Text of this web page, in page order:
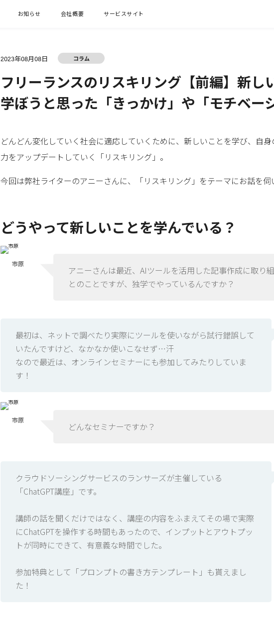
お知らせ 会社概要 サービスサイト
2023年08月08日 コラム
フリーランスのリスキリング【前編】新し
学ぼうと思った「きっかけ」や「モチベー
どんどん変化していく社会に適応していくために、新しいことを学び、自
力をアップデートしていく「リスキリング」。
今回は弊社ライターのアニーさんに、「リスキリング」をテーマにお話を伺
どうやって新しいことを学んでいる？
市原
アニーさんは最近、AIツールを活用した記事作成に取り
とのことですが、独学でやっているんですか？
最初は、ネットで調べたり実際にツールを使いながら試行錯誤して
いたんですけど、なかなか使いこなせず…汗
なので最近は、オンラインセミナーにも参加してみたりしていま
す！
市原
どんなセミナーですか？
クラウドソーシングサービスのランサーズが主催している
「ChatGPT講座」です。
講師の話を聞くだけではなく、講座の内容をふまえてその場で実際
にChatGPTを操作する時間もあったので、インプットとアウトプッ
トが同時にできて、有意義な時間でした。
参加特典として「プロンプトの書き方テンプレート」も貰えまし
た！